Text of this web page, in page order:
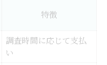
特徴
調査時間に応じて支払
い